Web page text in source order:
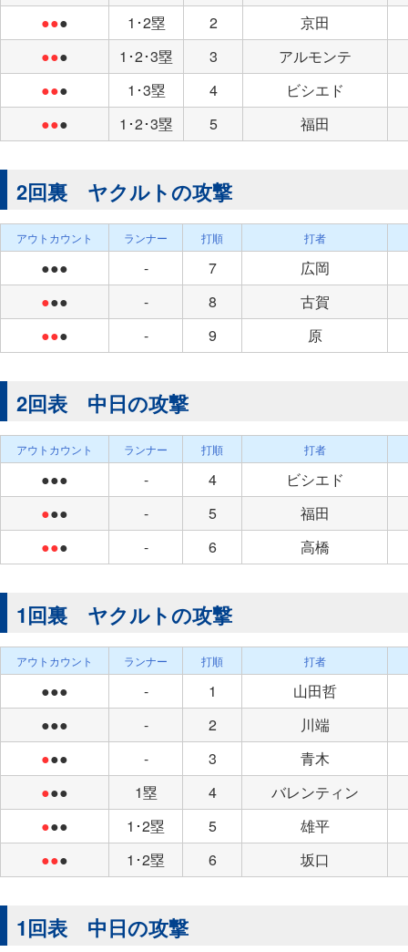
●●● 1･2塁 2
京田
●●● 1･2･3塁 3
アルモンテ
●●● 1･3塁 4
ビシエド
●●● 1･2･3塁 5 福田
2回裏 ヤクルトの攻撃
アウトカウント ランナー 打順 打者
●●● - 7
広岡
●●● - 8
古賀
●●● - 9 原
2回表 中日の攻撃
アウトカウント ランナー 打順 打者
●●● - 4
ビシエド
●●● - 5
福田
●●● - 6 高橋
1回裏 ヤクルトの攻撃
アウトカウント ランナー 打順 打者
●●● - 1
山田哲
●●●
- 2
川端
●●● - 3
青木
●●● 1塁 4
バレンティン
●●● 1･2塁 5
雄平
●●● 1･2塁 6 坂口
1回表 中日の攻撃